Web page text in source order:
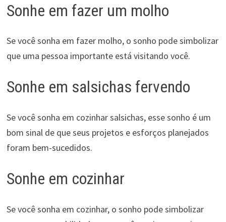
Sonhe em fazer um molho
Se você sonha em fazer molho, o sonho pode simbolizar
que uma pessoa importante está visitando você.
Sonhe em salsichas fervendo
Se você sonha em cozinhar salsichas, esse sonho é um
bom sinal de que seus projetos e esforços planejados
foram bem-sucedidos.
Sonhe em cozinhar
Se você sonha em cozinhar, o sonho pode simbolizar